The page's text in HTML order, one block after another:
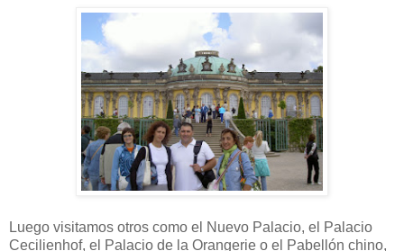
Luego visitamos otros como el Nuevo Palacio, el Palacio
Cecilienhof, el Palacio de la Orangerie o el Pabellón chino,